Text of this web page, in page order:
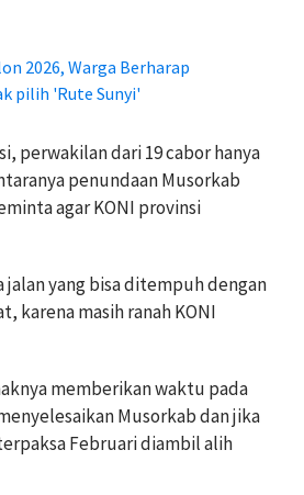
2026, Warga Berharap
pilih 'Rute Sunyi'
perwakilan dari 19 cabor hanya
penundaan Musorkab
agar KONI provinsi
yang bisa ditempuh dengan
karena masih ranah KONI
memberikan waktu pada
Musorkab dan jika
Februari diambil alih